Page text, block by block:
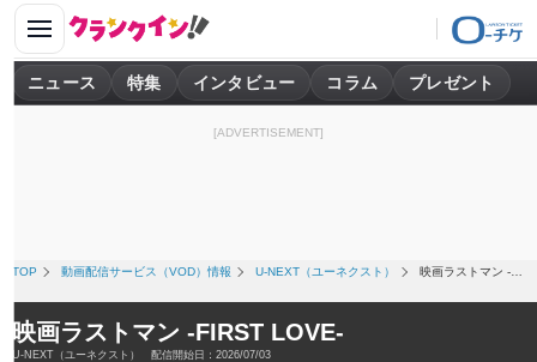
ニュース 特集 インタビュー コラム プレゼント
[ADVERTISEMENT]
TOP 動画配信サービス（VOD）情報 U-NEXT（ユーネクスト）
映画ラストマン -FIRST LOVE-
U-NEXT（ユーネクスト） 配信開始日：2026/07/03